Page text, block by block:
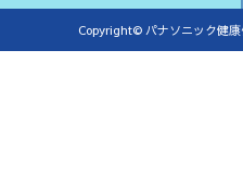
Copyright© パナソニック健